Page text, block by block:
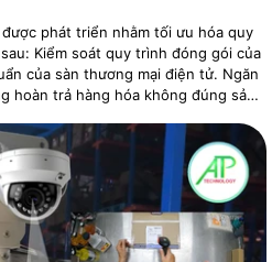
phát triển nhằm tối ưu hóa quy
Kiểm soát quy trình đóng gói của
của sàn thương mại điện tử. Ngăn
hoàn trả hàng hóa không đúng sản